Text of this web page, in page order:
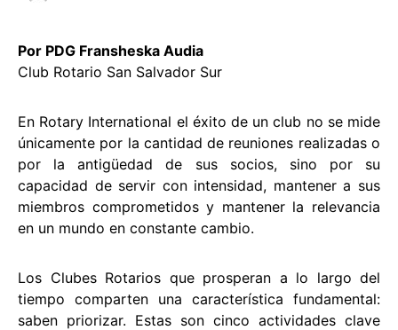
Por PDG Fransheska Audia
Club Rotario San Salvador Sur
En Rotary International el éxito de un club no se mide
únicamente por la cantidad de reuniones realizadas o
por la antigüedad de sus socios, sino por su
capacidad de servir con intensidad, mantener a sus
miembros comprometidos y mantener la relevancia
en un mundo en constante cambio.
Los Clubes Rotarios que prosperan a lo largo del
tiempo comparten una característica fundamental:
saben priorizar. Estas son cinco actividades clave